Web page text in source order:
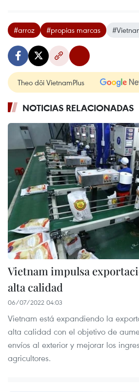
#arroz #propias marcas
Theo dõi VietnamPlus
NOTICIAS RELACIONADAS
Vietnam impulsa
alta calidad
06/07/2022 04:03
Vietnam está expandiendo la
alta calidad con el objetivo de
envíos al exterior y mejorar los
agricultores.